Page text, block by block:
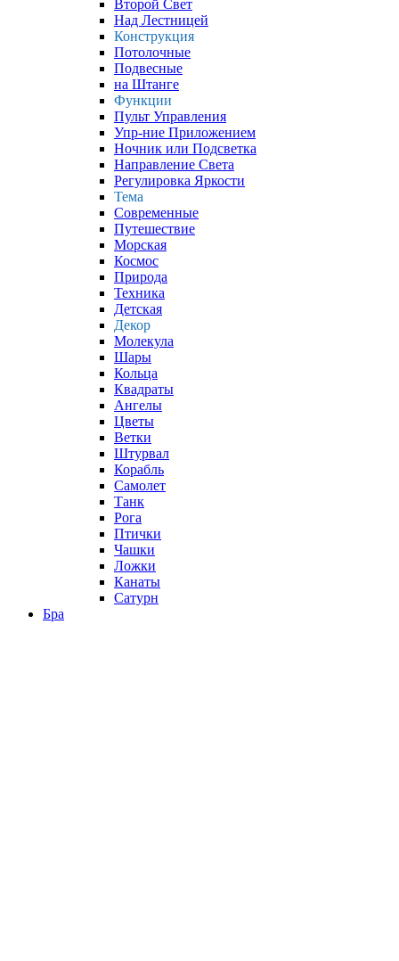
Второй Свет
Над Лестницей
Конструкция
Потолочные
Подвесные
на Штанге
Функции
Пульт Управления
Упр-ние Приложением
Ночник или Подсветка
Направление Света
Регулировка Яркости
Тема
Современные
Путешествие
Морская
Космос
Природа
Техника
Детская
Декор
Молекула
Шары
Кольца
Квадраты
Ангелы
Цветы
Ветки
Штурвал
Корабль
Самолет
Танк
Рога
Птички
Чашки
Ложки
Канаты
Сатурн
Бра